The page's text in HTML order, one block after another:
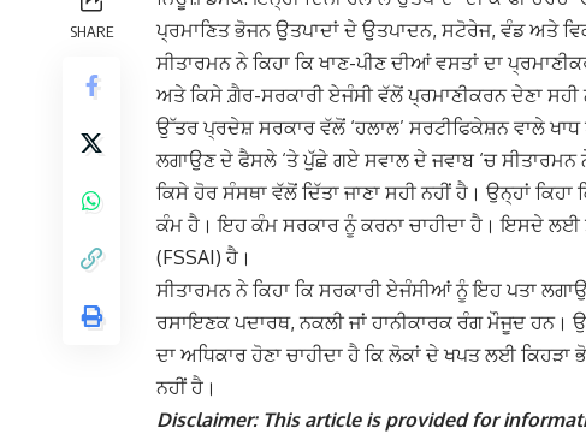
SHARE
ਪ੍ਰਮਾਣਿਤ ਭੋਜਨ ਉਤਪਾਦਾਂ ਦੇ ਉਤਪਾਦਨ, ਸਟੋਰੇਜ, ਵੰਡ ਅਤੇ
ਸੀਤਾਰਮਨ ਨੇ ਕਿਹਾ ਕਿ ਖਾਣ-ਪੀਣ ਦੀਆਂ ਵਸਤਾਂ ਦਾ
ਅਤੇ ਕਿਸੇ ਗ਼ੈਰ-ਸਰਕਾਰੀ ਏਜੰਸੀ ਵੱਲੋਂ ਪ੍ਰਮਾਣੀਕਰਨ ਦੇਣਾ ਸਹੀ
ਉੱਤਰ ਪ੍ਰਦੇਸ਼ ਸਰਕਾਰ ਵੱਲੋਂ ‘ਹਲਾਲ’ ਸਰਟੀਫਿਕੇਸ਼ਨ ਵਾਲੇ
ਲਗਾਉਣ ਦੇ ਫੈਸਲੇ ‘ਤੇ ਪੁੱਛੇ ਗਏ ਸਵਾਲ ਦੇ ਜਵਾਬ ‘ਚ ਸੀਤਾਰਮਨ
ਕਿਸੇ ਹੋਰ ਸੰਸਥਾ ਵੱਲੋਂ ਦਿੱਤਾ ਜਾਣਾ ਸਹੀ ਨਹੀਂ ਹੈ। ਉਨ੍ਹਾਂ ਕਿਹਾ
ਕੰਮ ਹੈ। ਇਹ ਕੰਮ ਸਰਕਾਰ ਨੂੰ ਕਰਨਾ ਚਾਹੀਦਾ ਹੈ। ਇਸਦੇ
(FSSAI) ਹੈ।
ਸੀਤਾਰਮਨ ਨੇ ਕਿਹਾ ਕਿ ਸਰਕਾਰੀ ਏਜੰਸੀਆਂ ਨੂੰ ਇਹ ਪਤਾ
ਰਸਾਇਣਕ ਪਦਾਰਥ, ਨਕਲੀ ਜਾਂ ਹਾਨੀਕਾਰਕ ਰੰਗ ਮੌਜੂਦ ਹਨ।
ਦਾ ਅਧਿਕਾਰ ਹੋਣਾ ਚਾਹੀਦਾ ਹੈ ਕਿ ਲੋਕਾਂ ਦੇ ਖਪਤ ਲਈ
ਨਹੀਂ ਹੈ।
Disclaimer: This article is provided for